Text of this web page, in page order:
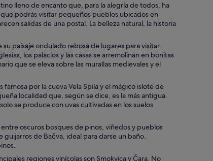
rocoso.
lleno de encanto que, para la alegría de todos, ha
podrás visitar pequeños pueblos ubicados en
salidas de una postal. La belleza natural, la historia
paisaje ondulado rebosa de lugares para visitar.
los palacios y las casas se arremolinan en bonitas
que se eleva sobre las murallas medievales y el
famosa por la cueva Vela Spila y el mágico islote de
localidad que, según se dice, es la más antigua.
se produce con uvas cultivadas en los suelos
oscuros bosques de pinos, viñedos y pueblos
de Bačva, ideal para darse un baño.
regiones vinícolas son Smokvica y Čara. No